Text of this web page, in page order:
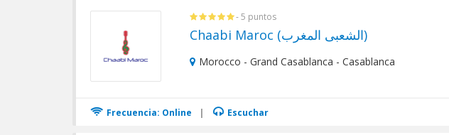
- 5 puntos
Chaabi Maroc (الشعبى المغرب)
Morocco - Grand Casablanca - Casablanca
Frecuencia: Online | Escuchar